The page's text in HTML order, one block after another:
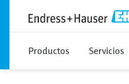
Productos Servicios